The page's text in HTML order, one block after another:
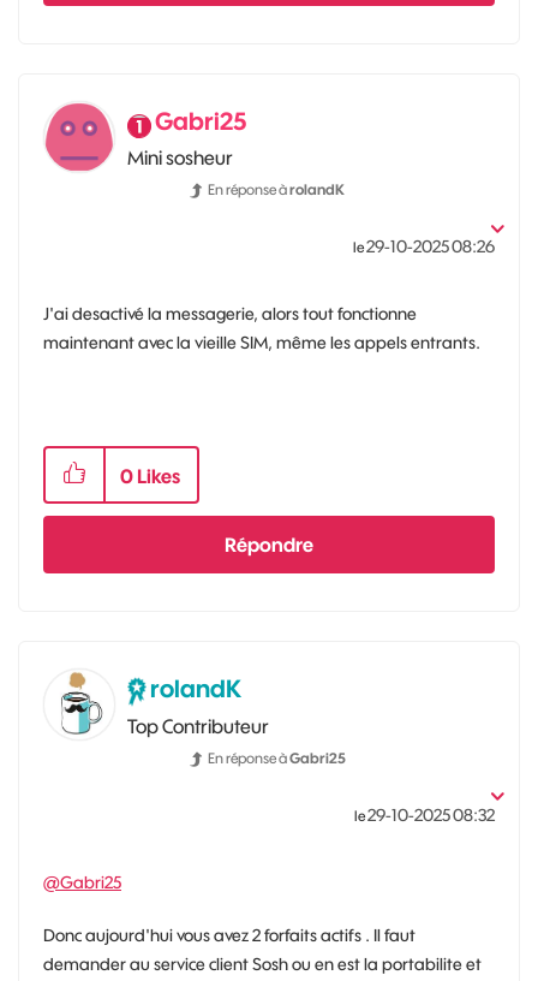
Gabri25
Mini sosheur
En réponse àrolandK
le‎29-10-202508:26
J'ai desactivé la messagerie, alors tout fonctionne
maintenant avec la vieille SIM, même les appels entrants.
0 Likes
Répondre
rolandK
Top Contributeur
En réponse àGabri25
le‎29-10-202508:32
@Gabri25
Donc aujourd'hui vous avez 2 forfaits actifs . Il faut
demander au service client Sosh ou en est la portabilite et